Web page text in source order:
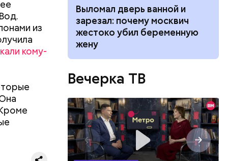
из
кому-
в
Выломал дверь ванной и
зарезал: почему москвич
жестоко убил беременную
жену
Вечерка ТВ